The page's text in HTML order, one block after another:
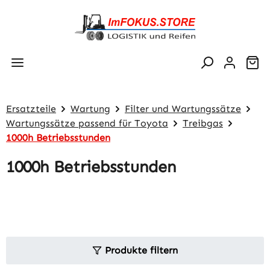
Zum Hauptinhalt springen
Ersatzteile Wartung
Filter und Wartungssätze
Wartungssätze passend für Toyota
Treibgas
1000h Betriebsstunden
1000h Betriebsstunden
Produkte filtern